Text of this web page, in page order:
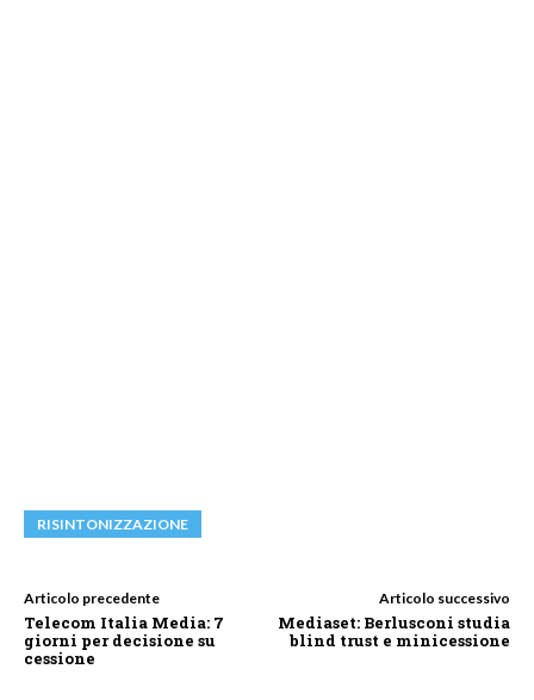
RISINTONIZZAZIONE
Articolo precedente
Telecom Italia Media: 7
giorni per decisione su
cessione
Articolo successivo
Mediaset: Berlusconi studia
blind trust e minicessione